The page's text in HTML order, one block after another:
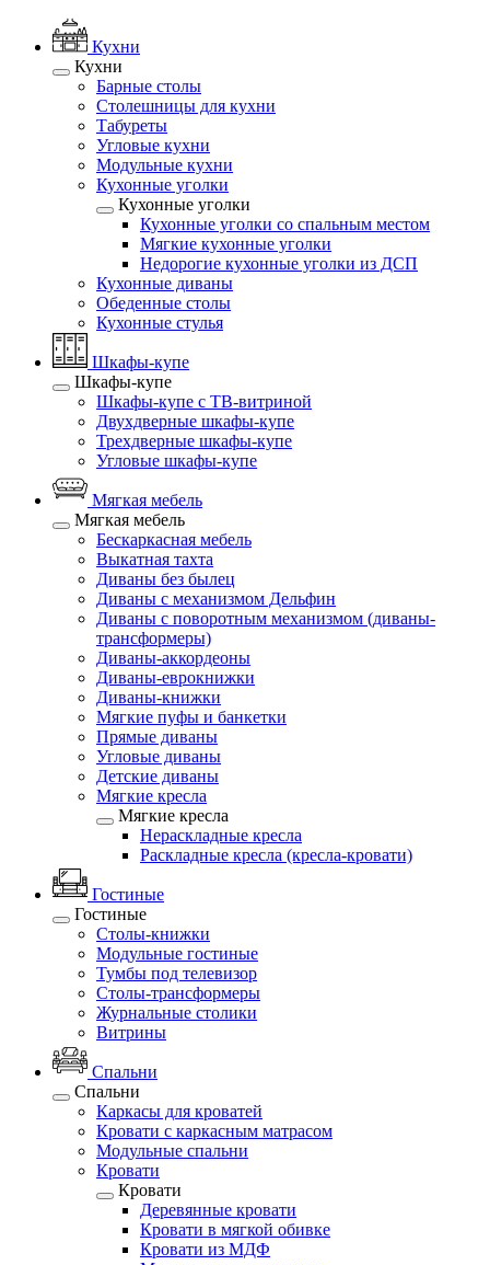
Кухни
Кухни
Барные столы
Столешницы для кухни
Табуреты
Угловые кухни
Модульные кухни
Кухонные уголки
Кухонные уголки
Кухонные уголки со спальным местом
Мягкие кухонные уголки
Недорогие кухонные уголки из ДСП
Кухонные диваны
Обеденные столы
Кухонные стулья
Шкафы-купе
Шкафы-купе
Шкафы-купе с ТВ-витриной
Двухдверные шкафы-купе
Трехдверные шкафы-купе
Угловые шкафы-купе
Мягкая мебель
Мягкая мебель
Бескаркасная мебель
Выкатная тахта
Диваны без былец
Диваны с механизмом Дельфин
Диваны с поворотным механизмом (диваны-
трансформеры)
Диваны-аккордеоны
Диваны-еврокнижки
Диваны-книжки
Мягкие пуфы и банкетки
Прямые диваны
Угловые диваны
Детские диваны
Мягкие кресла
Мягкие кресла
Нераскладные кресла
Раскладные кресла (кресла-кровати)
Гостиные
Гостиные
Столы-книжки
Модульные гостиные
Тумбы под телевизор
Столы-трансформеры
Журнальные столики
Витрины
Спальни
Спальни
Каркасы для кроватей
Кровати с каркасным матрасом
Модульные спальни
Кровати
Кровати
Деревянные кровати
Кровати в мягкой обивке
Кровати из МДФ